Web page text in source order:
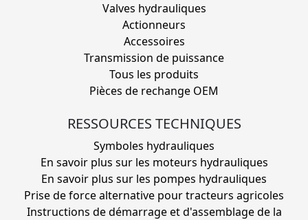
Valves hydrauliques
Actionneurs
Accessoires
Transmission de puissance
Tous les produits
Pièces de rechange OEM
RESSOURCES TECHNIQUES
Symboles hydrauliques
En savoir plus sur les moteurs hydrauliques
En savoir plus sur les pompes hydrauliques
Prise de force alternative pour tracteurs agricoles
Instructions de démarrage et d'assemblage de la